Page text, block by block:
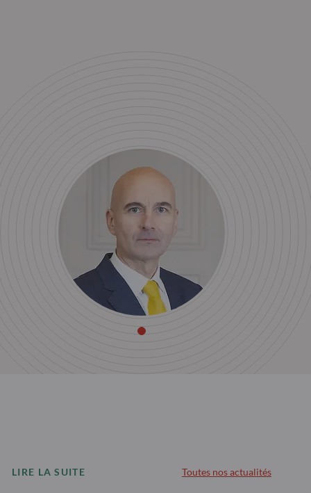
LIRE LA SUITE Toutes nos actualités